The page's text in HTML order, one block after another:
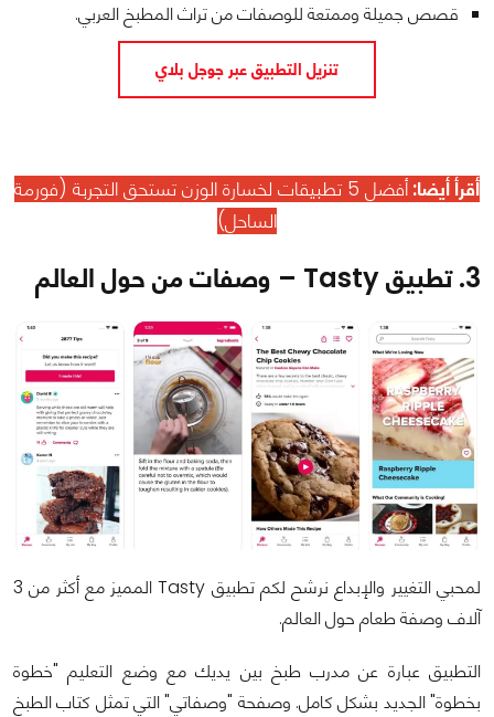
قصص جميلة وممتعة للوصفات من تراث المطبخ العربي.
تنزيل التطبيق عبر جوجل بلاي
أقرأ أيضا:
أفضل 5 تطبيقات لخسارة الوزن تستحق التجربة (فورمة
الساحل)
3. تطبيق Tasty – وصفات من حول العالم
لمحبي التغيير والإبداع نرشح لكم تطبيق Tasty المميز مع أكثر من 3
آلاف وصفة طعام حول العالم.
التطبيق عبارة عن مدرب طبخ بين يديك مع وضع التعليم "خطوة
بخطوة" الجديد بشكل كامل. وصفحة "وصفاتي" التي تمثل كتاب الطبخ